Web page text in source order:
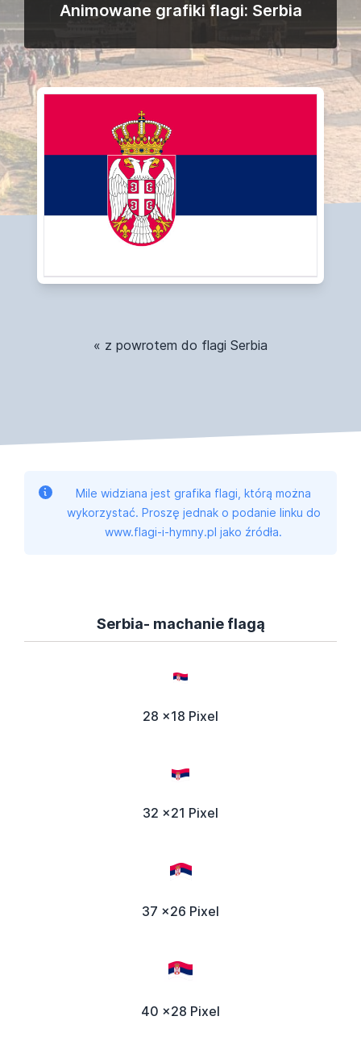
Animowane grafiki flagi: Serbia
« z powrotem do flagi Serbia
Mile widziana jest grafika flagi, którą można
wykorzystać. Proszę jednak o podanie linku do
www.flagi-i-hymny.pl jako źródła.
Serbia- machanie flagą
28 x18 Pixel
32 x21 Pixel
37 x26 Pixel
40 x28 Pixel